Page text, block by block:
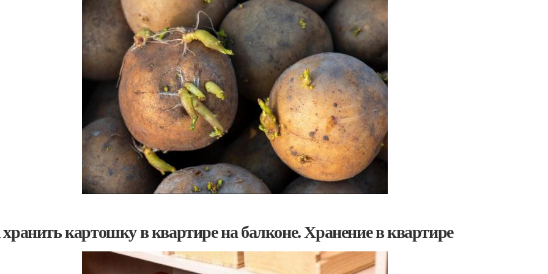
картошку в квартире на балконе. Хранение в квартире